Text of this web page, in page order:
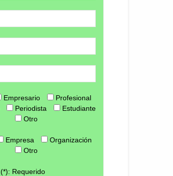
Empresario
Profesional
Periodista
Estudiante
Otro
Empresa
Organización
Otro
(*): Requerido